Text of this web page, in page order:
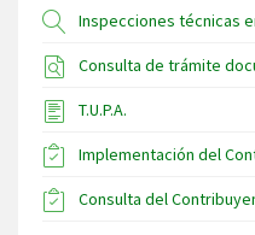
Inspecciones técnicas
Consulta de trámite
T.U.P.A.
Implementación del
Consulta del